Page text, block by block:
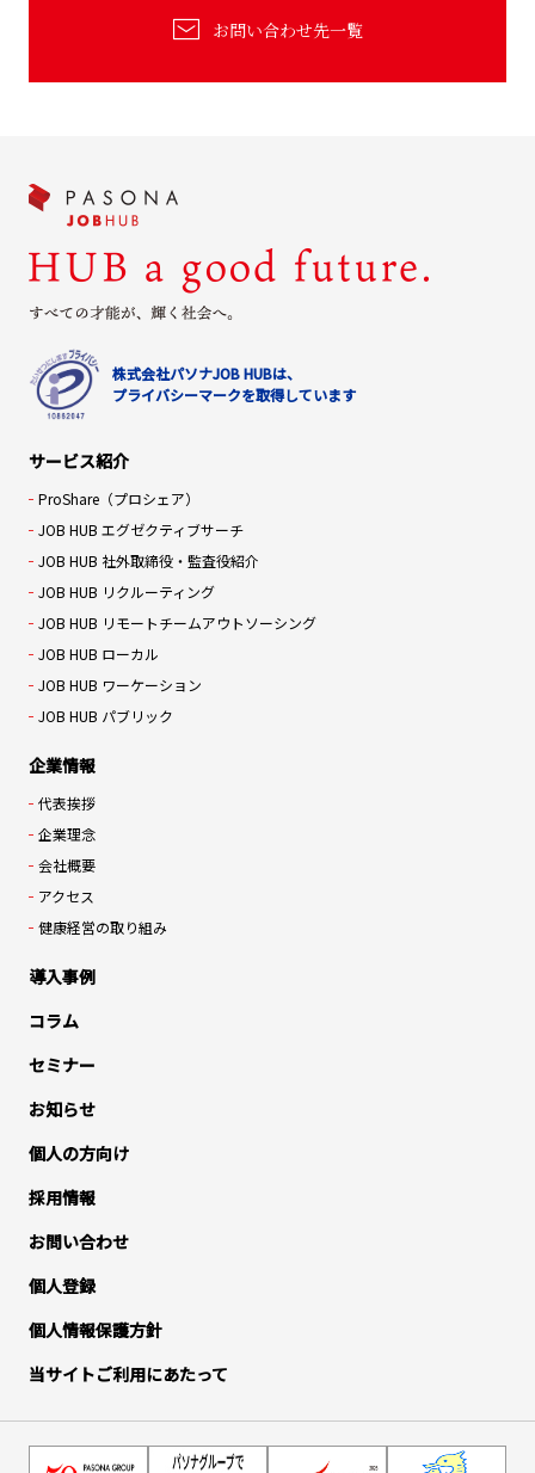
お問い合わせ先一覧
株式会社パソナJOB HUBは、
プライバシーマークを取得しています
サービス紹介
ProShare（プロシェア）
JOB HUB エグゼクティブサーチ
JOB HUB 社外取締役・監査役紹介
JOB HUB リクルーティング
JOB HUB リモートチームアウトソーシング
JOB HUB ローカル
JOB HUB ワーケーション
JOB HUB パブリック
企業情報
代表挨拶
企業理念
会社概要
アクセス
健康経営の取り組み
導入事例
コラム
セミナー
お知らせ
個人の方向け
採用情報
お問い合わせ
個人登録
個人情報保護方針
当サイトご利用にあたって